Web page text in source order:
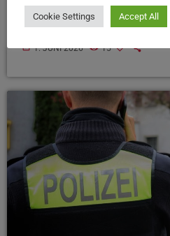
schwarzen Auto erfasst und
entfernte sich unerlaubt von
today 1. JUNI 2026 15
Cookie Settings Accept All